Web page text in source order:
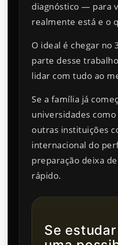
diagnóstico — para
realmente está e o
O ideal é chegar no
parte desse
lidar com tudo ao
Se a família já
universidades como
outras instituições
internacional do
preparação deixa
rápido.
Se